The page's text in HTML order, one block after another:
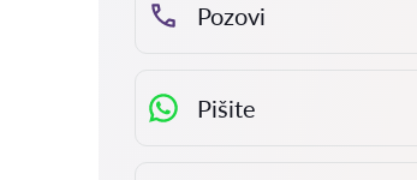
Pozovi
Pišite